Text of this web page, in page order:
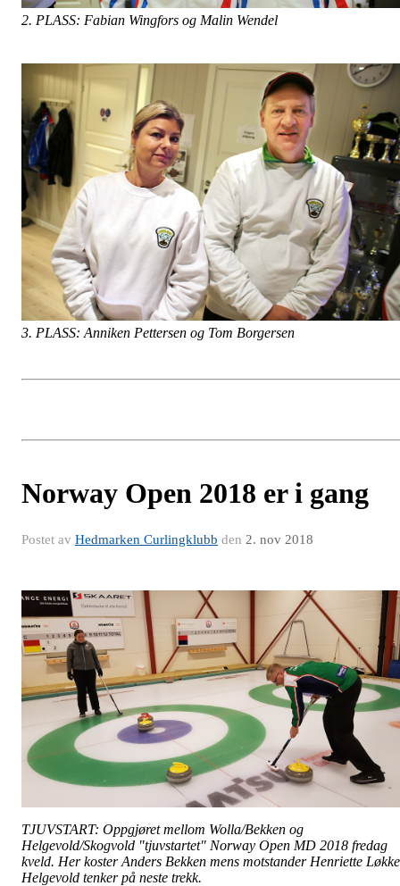
2. PLASS: Fabian Wingfors og Malin Wendel
3. PLASS: Anniken Pettersen og Tom Borgersen
Norway Open 2018 er i gang
Postet av Hedmarken Curlingklubb den 2. nov 2018
TJUVSTART: Oppgjøret mellom Wolla/Bekken og
Helgevold/Skogvold "tjuvstartet" Norway Open MD 2018 fredag
kveld. Her koster Anders Bekken mens motstander Henriette
Helgevold tenker på neste trekk.